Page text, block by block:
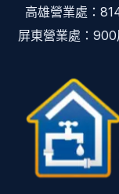
高雄營業處：
屏東營業處：